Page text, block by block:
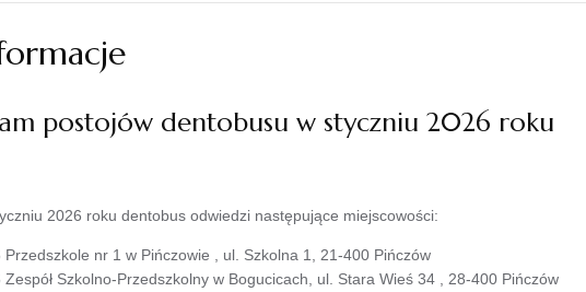
postojów dentobusu w styczniu 2026 roku
2026 roku dentobus odwiedzi następujące miejscowości:
nr 1 w Pińczowie , ul. Szkolna 1, 21-400 Pińczów
Szkolno-Przedszkolny w Bogucicach, ul. Stara Wieś 34 , 28-400 Pińczów